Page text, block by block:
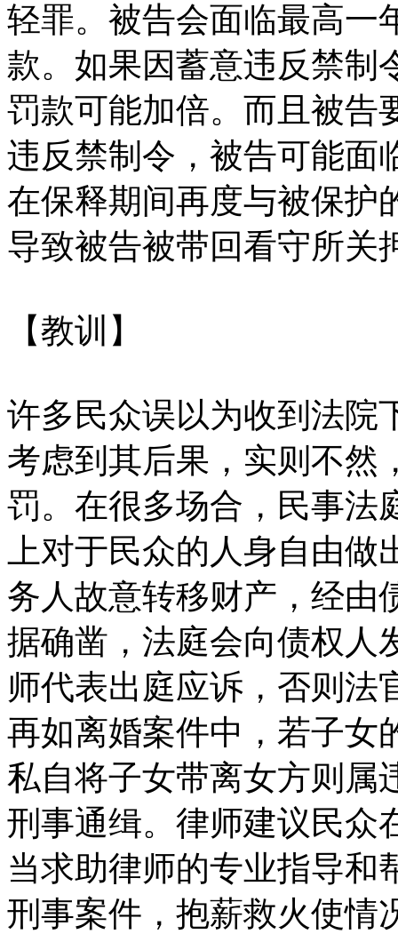
轻罪。被告会面临最高一
款。如果因蓄意违反禁制
罚款可能加倍。而且被告
违反禁制令，被告可能面
在保释期间再度与被保护
导致被告被带回看守所关
【教训】
许多民众误以为收到法院
考虑到其后果，实则不然
罚。在很多场合，民事法
上对于民众的人身自由
务人故意转移财产，经由
据确凿，法庭会向债权人
师代表出庭应诉，否则法
再如离婚案件中，若子女
私自将子女带离女方则属
刑事通缉。律师建议民众
当求助律师的专业指导和
刑事案件，抱薪救火使情